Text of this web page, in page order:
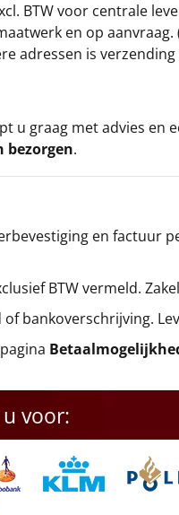
BTW voor centrale
en op
adressen is
u graag met advies en
.
en factuur
BTW vermeld.
bankoverschrijving.
voor: